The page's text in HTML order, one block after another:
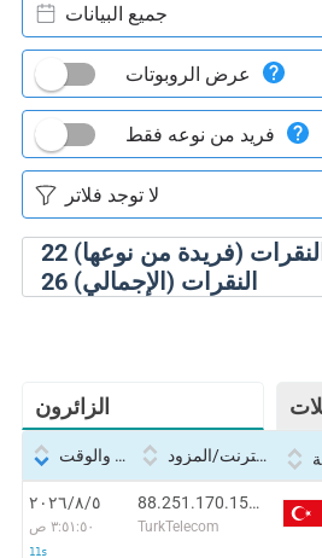
22 النقرات (فريدة من نوعها)
26 النقرات (الإجمالي)
جميع البيانات
عرض الروبوتات
فريد من نوعه فقط
الزائرون
التاريخ والوقت بروتوكول الإنترنت/المزود
٥‏/٨‏/٢٠٢٦
٣:٥١:٥٠ ص
11s
88.251.170.151:48556
TurkTelecom